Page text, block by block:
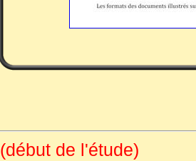
(début de l'étude)